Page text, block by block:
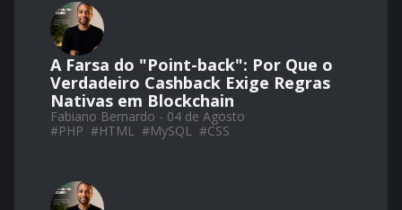
A Farsa do "Point-back": Por Que o
Verdadeiro Cashback Exige Regras
Nativas em Blockchain
Fabiano Bernardo - 04 de Agosto
#PHP #HTML #MySQL #CSS